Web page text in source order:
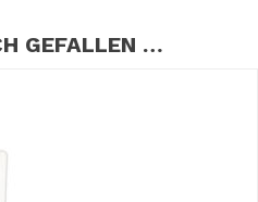
GEFALLEN …